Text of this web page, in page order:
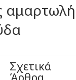
Σχετικά